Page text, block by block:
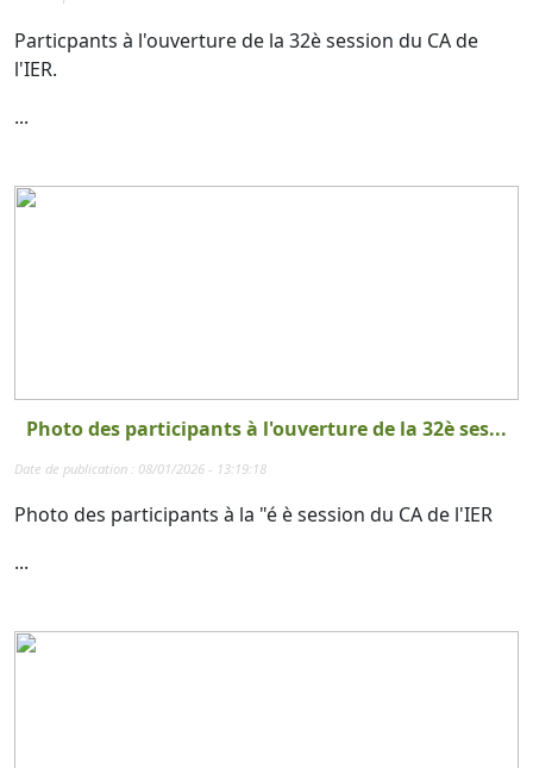
Particpants à l'ouverture de la 32è session du CA de
l'IER.
...
Photo des participants à l'ouverture de la 32è ses...
Date de publication : 08/01/2026 - 13:19:18
Photo des participants à la "é è session du CA de l'IER
...